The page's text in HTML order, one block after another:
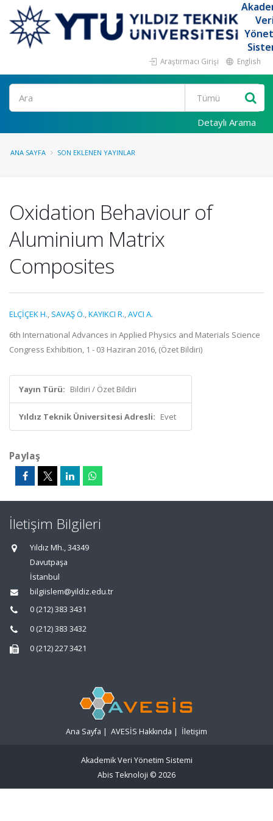
Araştırmacı Girişi English
Ara
Detaylı Arama
ANA SAYFA SON EKLENEN YAYINLAR
Oxidation Behaviour of
Aluminium Matrix
Composites
ELÇİÇEK H., SAVAŞ Ö.,KAYIKCI R.,AVCI A.
6th International Advances in Applied Physics and Materials Science
Congress Exhibition, 1 - 03 Haziran 2016, (Özet Bildiri)
Yayın Türü: Bildiri / Özet Bildiri
Yıldız Teknik Üniversitesi Adresli: Evet
Paylaş
İletişim Bilgileri
Yıldız Mh., 34349
Davutpaşa
İstanbul
bilgiislem@yildiz.edu.tr
0 (212) 383 3431
0 (212) 383 3432
0 (212) 227 3421
Ana Sayfa | AVESİS Hakkında | İletişim
Akademik Veri Yönetim Sistemi
Abis Teknoloji © 2026